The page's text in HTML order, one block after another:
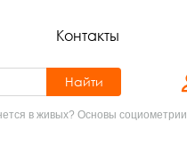
Контакты
Найти
в живых? Основы